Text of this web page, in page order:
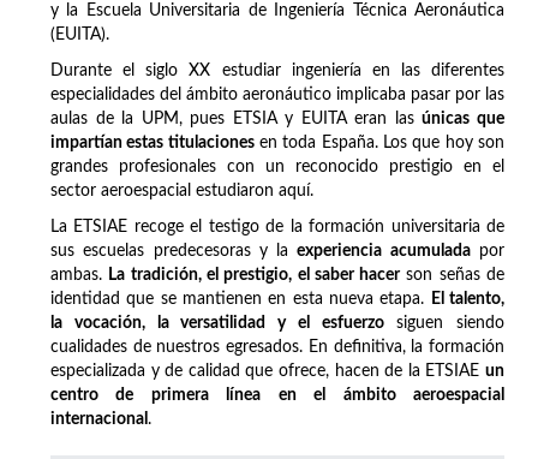
y la Escuela Universitaria de Ingeniería Técnica Aeronáutica
(EUITA).
Durante el siglo XX estudiar ingeniería en las diferentes
especialidades del ámbito aeronáutico implicaba pasar por las
aulas de la UPM, pues ETSIA y EUITA eran lasúnicas que
impartían estas titulacionesen toda España. Los que hoy son
grandes profesionales con un reconocido prestigio en el
sector aeroespacial estudiaron aquí.
La ETSIAE recoge el testigo de la formación universitaria de
sus escuelas predecesoras y laexperiencia acumuladapor
ambas. La tradición, el prestigio, el saber hacerson señas de
identidad que se mantienen en esta nueva etapa.
El talento,
la vocación, la versatilidad y el esfuerzosiguen siendo
cualidades de nuestros egresados. En definitiva, la formación
especializada y de calidad que ofrece, hacen de la ETSIAE un
centro de primera línea en el ámbito aeroespacial
internacional .